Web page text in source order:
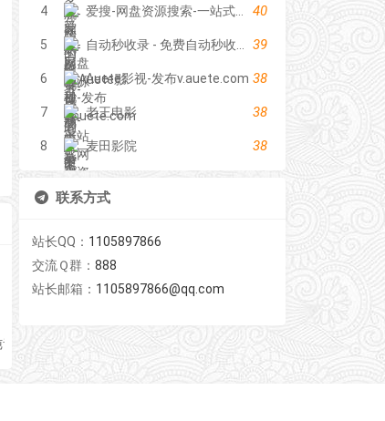
4 40
5 39
6 Auete影视-发布v.auete.com 38
7 老王电影 38
8 麦田影院 38
联系方式
站长QQ： 1105897866
交流Ｑ群：888
站长邮箱： 1105897866@qq.com